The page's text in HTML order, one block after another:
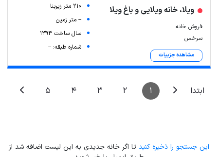
ویلا، خانه ویلایی و باغ ویلا
فروش خانه
سرخس
مشاهده جزییات
210 متر زیربنا
-- متر زمین
سال ساخت 1393
شماره طبقه: --
ابتدا 1
2
3
4
5
این جستجو را ذخیره کنید تا اگر خانه جدیدی به این لیست اضافه شد از